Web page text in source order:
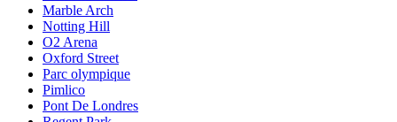
Marble Arch
Notting Hill
O2 Arena
Oxford Street
Parc olympique
Pimlico
Pont De Londres